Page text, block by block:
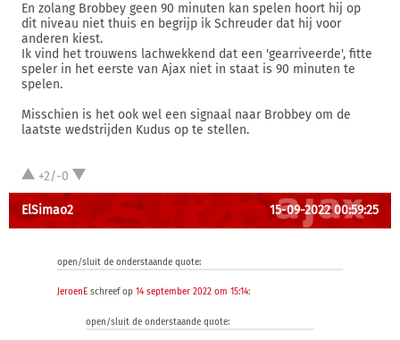
En zolang Brobbey geen 90 minuten kan spelen hoort hij op
dit niveau niet thuis en begrijp ik Schreuder dat hij voor
anderen kiest.
Ik vind het trouwens lachwekkend dat een 'gearriveerde', fitte
speler in het eerste van Ajax niet in staat is 90 minuten te
spelen.
Misschien is het ook wel een signaal naar Brobbey om de
laatste wedstrijden Kudus op te stellen.
+2/-0
ElSimao2 15-09-2022 00:59:25
open/sluit de onderstaande quote:
JeroenE schreef op 14 september 2022 om 15:14:
open/sluit de onderstaande quote: